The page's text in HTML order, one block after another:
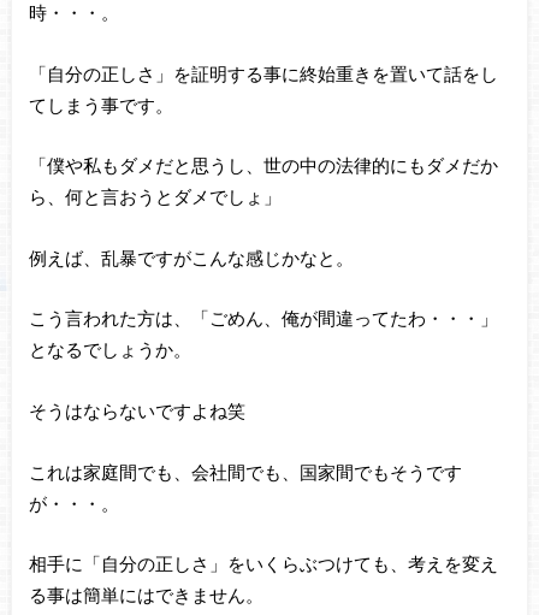
時・・・。
「自分の正しさ」を証明する事に終始重きを置いて話をし
てしまう事です。
「僕や私もダメだと思うし、世の中の法律的にもダメだか
ら、何と言おうとダメでしょ」
例えば、乱暴ですがこんな感じかなと。
こう言われた方は、「ごめん、俺が間違ってたわ・・・」
となるでしょうか。
そうはならないですよね笑
これは家庭間でも、会社間でも、国家間でもそうです
が・・・。
相手に「自分の正しさ」をいくらぶつけても、考えを変え
る事は簡単にはできません。